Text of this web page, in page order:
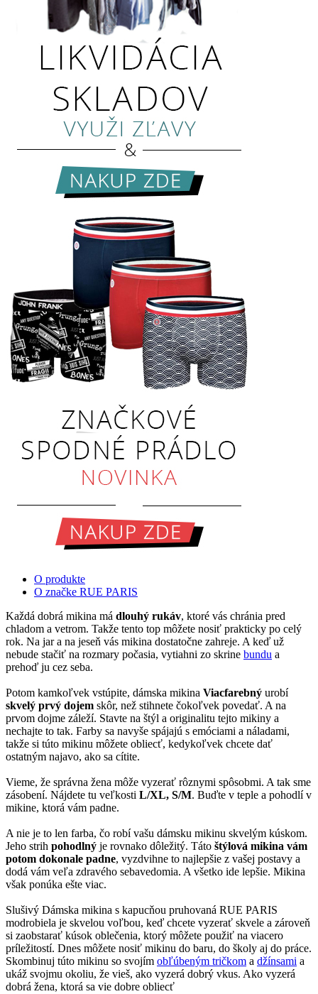
O produkte
O značke RUE PARIS
Každá dobrá mikina má dlouhý rukáv, ktoré vás chránia pred
chladom a vetrom. Takže tento top môžete nosiť prakticky po celý
rok. Na jar a na jeseň vás mikina dostatočne zahreje. A keď už
nebude stačiť na rozmary počasia, vytiahni zo skrine bundu a
prehoď ju cez seba.
Potom kamkoľvek vstúpite, dámska mikina Viacfarebný urobí
skvelý prvý dojem skôr, než stihnete čokoľvek povedať. A na
prvom dojme záleží. Stavte na štýl a originalitu tejto mikiny a
nechajte to tak. Farby sa navyše spájajú s emóciami a náladami,
takže si túto mikinu môžete obliecť, kedykoľvek chcete dať
ostatným najavo, ako sa cítite.
Vieme, že správna žena môže vyzerať rôznymi spôsobmi. A tak sme
zásobení. Nájdete tu veľkosti L/XL, S/M. Buďte v teple a pohodlí v
mikine, ktorá vám padne.
A nie je to len farba, čo robí vašu dámsku mikinu skvelým kúskom.
Jeho strih pohodlný je rovnako dôležitý. Táto štýlová mikina vám
potom dokonale padne, vyzdvihne to najlepšie z vašej postavy a
dodá vám veľa zdravého sebavedomia. A všetko ide lepšie. Mikina
však ponúka ešte viac.
Slušivý Dámska mikina s kapucňou pruhovaná RUE PARIS
modrobiela je skvelou voľbou, keď chcete vyzerať skvele a zároveň
si zaobstarať kúsok oblečenia, ktorý môžete použiť na viacero
príležitostí. Dnes môžete nosiť mikinu do baru, do školy aj do práce.
Skombinuj túto mikinu so svojím obľúbeným tričkom a džínsami a
ukáž svojmu okoliu, že vieš, ako vyzerá dobrý vkus. Ako vyzerá
dobrá žena, ktorá sa vie dobre obliecť